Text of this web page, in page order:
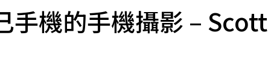
手機的手機攝影 – Scott